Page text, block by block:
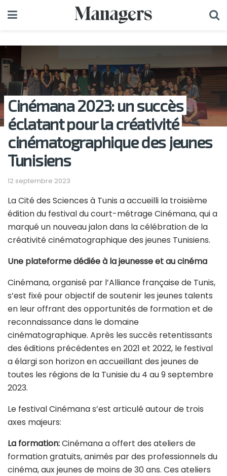
Cinémana 2023: un succès
éclatant pour la créativité
cinématographique des jeunes
Tunisiens
12 septembre 2023
La Cité des Sciences à Tunis a accueilli la troisième
édition du festival du court-métrage Cinémana, qui a
marqué un nouveau jalon dans la célébration de la
créativité cinématographique des jeunes Tunisiens.
Une plateforme dédiée à la jeunesse et au cinéma
Cinémana, organisé par l’Alliance française de Tunis,
s’est fixé pour objectif de soutenir les jeunes talents
en leur offrant des opportunités de formation et de
reconnaissance dans le domaine
cinématographique. Après les succès retentissants
des éditions précédentes en 2021 et 2022, le festival
a élargi son horizon en accueillant des jeunes de
toutes les régions de la Tunisie du 4 au 9 septembre
2023.
Le festival Cinémana s’est articulé autour de trois
axes majeurs:
La formation:Cinémana a offert des ateliers de
formation gratuits, animés par des professionnels du
cinéma, aux jeunes de moins de 30 ans. Ces ateliers